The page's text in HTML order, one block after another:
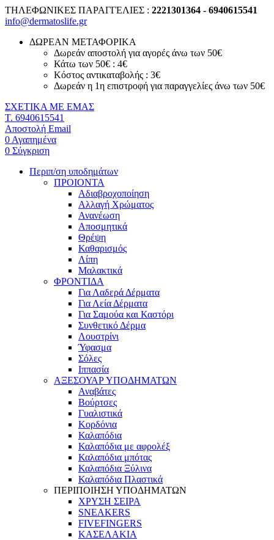
ΤΗΛΕΦΩΝΙΚΕΣ ΠΑΡΑΓΓΕΛΙΕΣ : 2221301364 - 6940615541
info@dermatoslife.gr
ΔΩΡΕΑΝ ΜΕΤΑΦΟΡΙΚΑ
Δωρεάν αποστολή για αγορές άνω των 50€
Κάτω των 50€ : 4€
Κόστος αντικαταβολής : 3€
Δωρεάν η 1η επιστροφή για παραγγελίες άνω των 50€
ΣΧΕΤΙΚΑ ΜΕ ΕΜΑΣ
T. 6940615541
Αποστολή Email
0 Αγαπημένα
0 Σύγκριση
Περιπ/ση υποδημάτων
ΠΡΟΙΟΝΤΑ
Αδιαβροχοποίηση
Αλλαγή Χρώματος
Ανανέωση
Αποσμητικά
Θρέψη
Καθαρισμός
Λίπη
Μαλακτικά
ΦΡΟΝΤΙΔΑ
Για Λαδερά Δέρματα
Για Λεία Δέρματα
Για Σαμούα και Καστόρι
Συνθετικό Δέρμα
Λουστρίνι
Ύφασμα
Σόλες
Ιππασία
ΑΞΕΣΟΥΑΡ ΥΠΟΔΗΜΑΤΩΝ
Αναβάτες
Βούρτσες
Γυαλιστικά
Κορδόνια
Καλαπόδια
Καλαπόδια με αφρολέξ
Καλαπόδια μπότας
Καλαπόδια Ξύλινα
Καλαπόδια Πλαστικά
ΠΕΡΙΠΟΙΗΣΗ ΥΠΟΔΗΜΑΤΩΝ
ΧΡΥΣΗ ΣΕΙΡΑ
SNEAKERS
FIVEFINGERS
ΚΑΣΕΛΑΚΙΑ